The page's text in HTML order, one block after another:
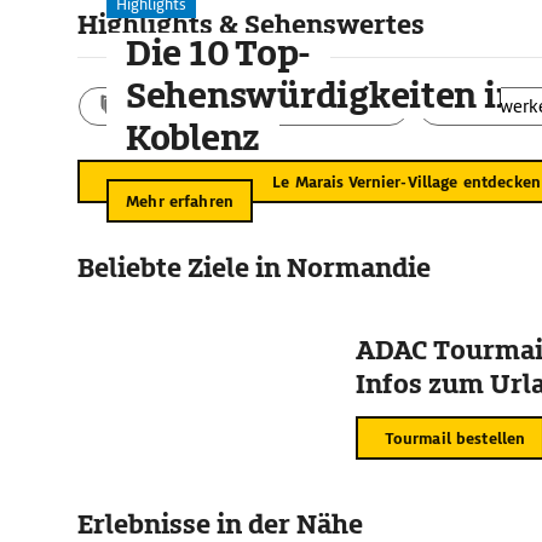
Highlights & Sehenswertes
Aktivitäten Landschaft
Le Marais Vernier-Village entdecken
Highlights
Die 10 Top-
Sehenswürdigkeiten in
Koblenz
Mehr erfahren
Beliebte Ziele in Normandie
ADAC
Infos zum
Tourmail bestellen
Erlebnisse in der Nähe